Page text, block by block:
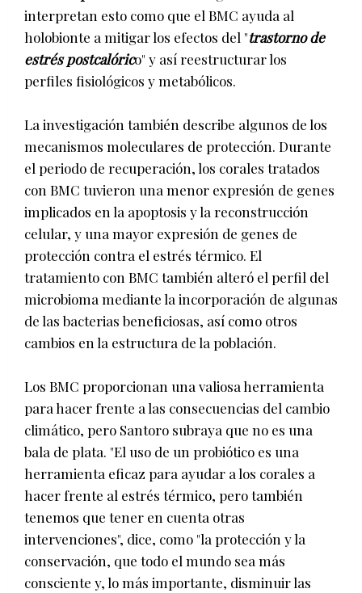
interpretan esto como que el BMC ayuda al
holobionte a mitigar los efectos del "trastorno de
estrés postcalórico" y así reestructurar los
perfiles fisiológicos y metabólicos.
La investigación también describe algunos de los
mecanismos moleculares de protección. Durante
el periodo de recuperación, los corales tratados
con BMC tuvieron una menor expresión de genes
implicados en la apoptosis y la reconstrucción
celular, y una mayor expresión de genes de
protección contra el estrés térmico. El
tratamiento con BMC también alteró el perfil del
microbioma mediante la incorporación de algunas
de las bacterias beneficiosas, así como otros
cambios en la estructura de la población.
Los BMC proporcionan una valiosa herramienta
para hacer frente a las consecuencias del cambio
climático, pero Santoro subraya que no es una
bala de plata. "El uso de un probiótico es una
herramienta eficaz para ayudar a los corales a
hacer frente al estrés térmico, pero también
tenemos que tener en cuenta otras
intervenciones", dice, como "la protección y la
conservación, que todo el mundo sea más
consciente y, lo más importante, disminuir las